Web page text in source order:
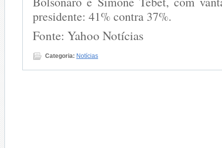
presidente: 41% contra 37%.
Fonte: Yahoo Notícias
Categoria: Notícias